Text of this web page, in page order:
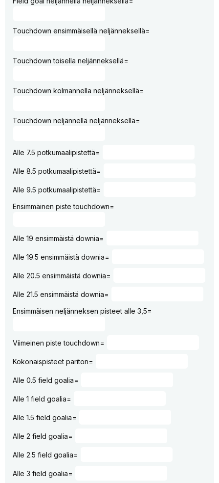
Touchdown ensimmäisellä neljänneksellä=
Touchdown toisella neljänneksellä=
Touchdown kolmannella neljänneksellä=
Touchdown neljännellä neljänneksellä=
Alle 7.5 potkumaalipistettä=
Alle 8.5 potkumaalipistettä=
Alle 9.5 potkumaalipistettä=
Ensimmäinen piste touchdown=
Alle 19 ensimmäistä downia=
Alle 19.5 ensimmäistä downia=
Alle 20.5 ensimmäistä downia=
Alle 21.5 ensimmäistä downia=
Ensimmäisen neljänneksen pisteet alle 3,5=
Viimeinen piste touchdown=
Kokonaispisteet pariton=
Alle 0.5 field goalia=
Alle 1 field goalia=
Alle 1.5 field goalia=
Alle 2 field goalia=
Alle 2.5 field goalia=
Alle 3 field goalia=